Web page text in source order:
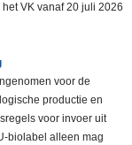
VK vanaf 20 juli 2026
voor de
productie en
voor invoer uit
biolabel alleen mag